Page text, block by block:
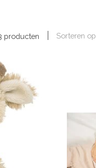
producten Sorteren op